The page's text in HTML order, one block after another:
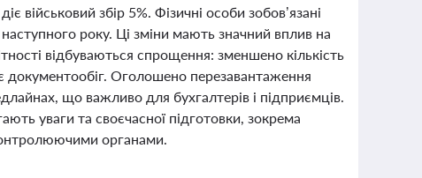
військовий збір 5%. Фізичні особи зобов’язані
року. Ці зміни мають значний вплив на
відбуваються спрощення: зменшено кількість
документообіг. Оголошено перезавантаження
що важливо для бухгалтерів і підприємців.
уваги та своєчасної підготовки, зокрема
органами.